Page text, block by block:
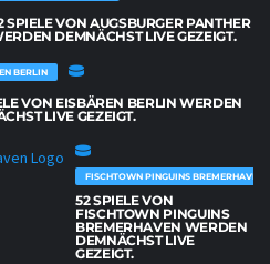
SPIELE VON AUGSBURGER PANTHER
DEMNÄCHST LIVE GEZEIGT.
BERLIN
VON EISBÄREN BERLIN WERDEN
LIVE GEZEIGT.
FISCHTOWN PINGUINS BREMERHAVEN
52 SPIELE VON
FISCHTOWN PINGUINS
BREMERHAVEN WERDEN
DEMNÄCHST LIVE
GEZEIGT.